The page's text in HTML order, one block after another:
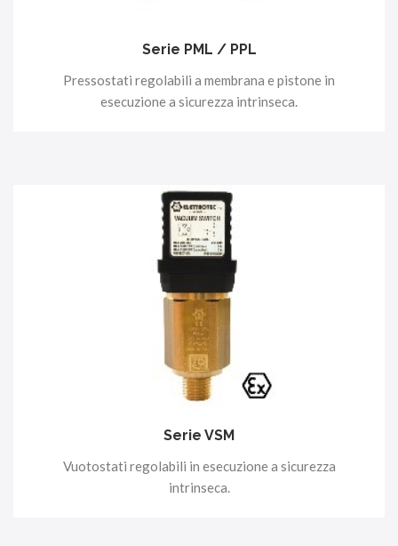
Serie PML / PPL
Pressostati regolabili a membrana e pistone in
esecuzione a sicurezza intrinseca.
Serie VSM
Vuotostati regolabili in esecuzione a sicurezza
intrinseca.